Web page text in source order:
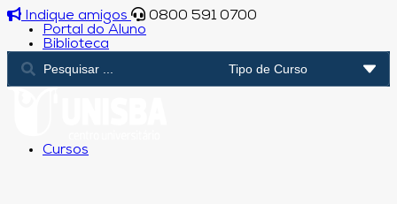
Indique amigos
0800 591 0700
Portal do Aluno
Biblioteca
Cursos